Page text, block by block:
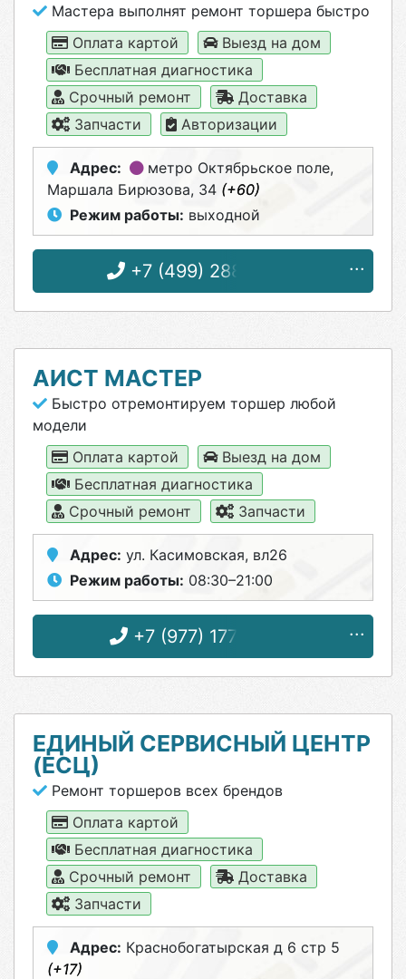
Мастера выполнят ремонт торшера быстро
Оплата картой
Выезд на дом
Бесплатная диагностика
Срочный ремонт
Доставка
Запчасти
Авторизации
Адрес: метро Октябрьское поле,
Маршала Бирюзова, 34 (+60)
Режим работы: выходной
+7 (499) 288-79-76
АИСТ МАСТЕР
Быстро отремонтируем торшер любой
модели
Оплата картой
Выезд на дом
Бесплатная диагностика
Срочный ремонт
Запчасти
Адрес: ул. Касимовская, вл26
Режим работы: 08:30–21:00
+7 (977) 177-41-48
ЕДИНЫЙ СЕРВИСНЫЙ ЦЕНТР
(ЕСЦ)
Ремонт торшеров всех брендов
Оплата картой
Бесплатная диагностика
Срочный ремонт
Доставка
Запчасти
Адрес: Краснобогатырская д 6 стр 5
(+17)